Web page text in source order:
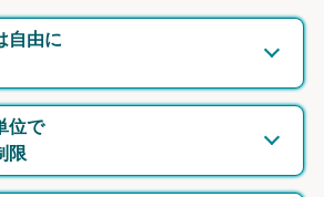
自由に
位で
限